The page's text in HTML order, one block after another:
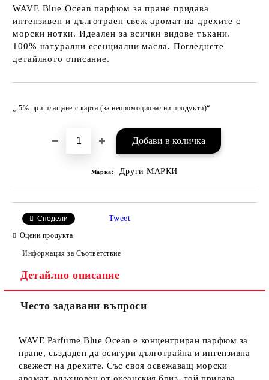
WAVE Blue Ocean парфюм за пране придава
интензивен и дълготраен свеж аромат на дрехите с
морски нотки. Идеален за всички видове тъкани.
100% натурални есенциални масла. Погледнете
детайлното описание.
„-5% при плащане с карта (за непромоционални продукти)“
Марка: Други МАРКИ
Сподели Tweet
Оцени продукта
Информация за Съответствие
Детайлно описание
Често задавани въпроси
WAVE Parfume Blue Ocean е концентриран парфюм за
пране, създаден да осигури дълготрайна и интензивна
свежест на дрехите. Със своя освежаващ морски